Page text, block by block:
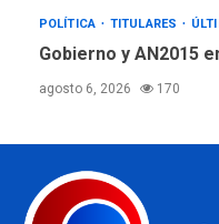
POLÍTICA TITULARES
Gobierno y AN2015
agosto 6, 2026 170